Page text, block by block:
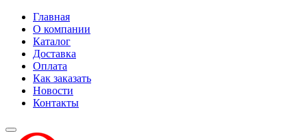
Главная
О компании
Каталог
Доставка
Оплата
Как заказать
Новости
Контакты